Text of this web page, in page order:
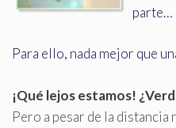
parte…
Para ello, nada mejor que
¡Qué lejos estamos!
Pero a pesar de la distancia